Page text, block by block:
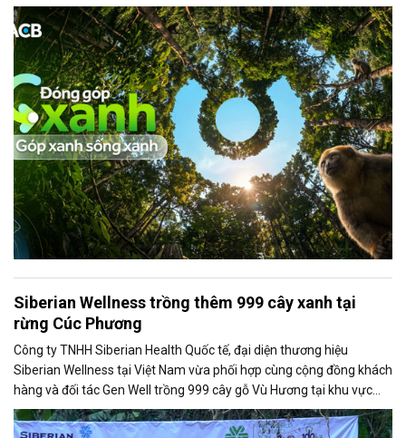
Siberian Wellness trồng thêm 999 cây xanh tại
rừng Cúc Phương
Công ty TNHH Siberian Health Quốc tế, đại diện thương hiệu
Siberian Wellness tại Việt Nam vừa phối hợp cùng cộng đồng khách
hàng và đối tác Gen Well trồng 999 cây gỗ Vù Hương tại khu vực
Thung Đang, thuộc Khu Bảo tồn Thiên nhiên Cúc Phương (Ninh
Bình). Chương trình nằm trong khuôn khổ dự án môi trường toàn